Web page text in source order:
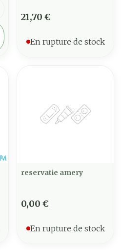
21,70 €
En rupture de stock
reservatie amery
0,00 €
En rupture de stock